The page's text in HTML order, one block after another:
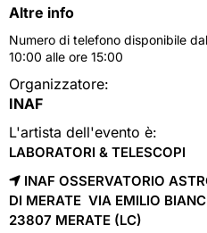
Altre info
Numero di telefono disponibile
10:00 alle ore 15:00
Organizzatore:
INAF
L'artista dell'evento è:
LABORATORI & TELESCOPI
INAF OSSERVATORIO
DI MERATE VIA EMILIO
23807 MERATE (LC)